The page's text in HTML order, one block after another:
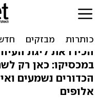
יורדים גם
הכדורגל
הכירו את ליגת
במכסיקו: כאן רק
הכדורים נשמעים
אלופים